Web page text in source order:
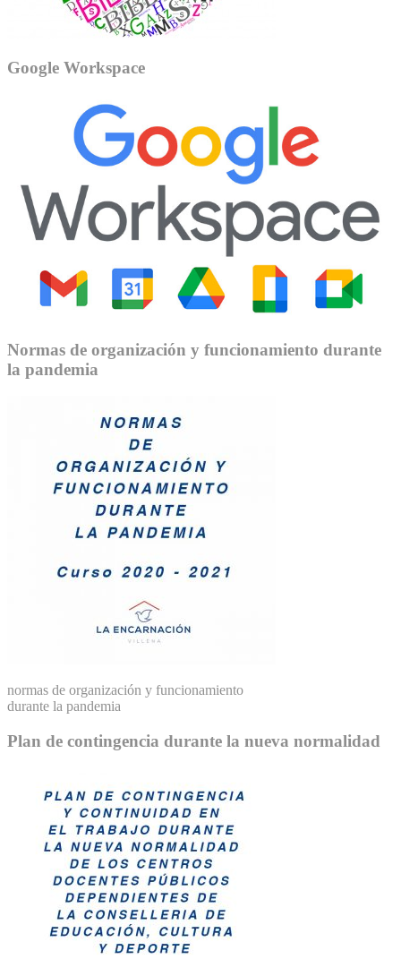
Google Workspace
Normas de organización y funcionamiento durante
la pandemia
normas de organización y funcionamiento
durante la pandemia
Plan de contingencia durante la nueva normalidad